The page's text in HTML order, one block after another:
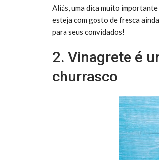
Aliás, uma dica muito
esteja com gosto de fresca
para seus convidados!
2. Vinagrete é
churrasco